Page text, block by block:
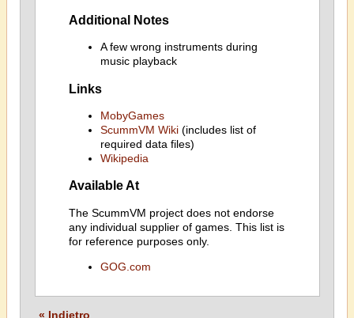
Additional Notes
A few wrong instruments during
music playback
Links
MobyGames
ScummVM Wiki(includes list of
required data files)
Wikipedia
Available At
The ScummVM project does not endorse
any individual supplier of games. This list is
for reference purposes only.
GOG.com
« Indietro